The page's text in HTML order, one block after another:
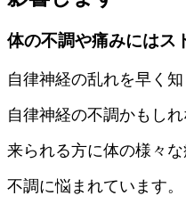
体の不調や痛みにはス
自律神経の乱れを早く
自律神経の不調かもしれ
来られる方に体の様々
不調に悩まれています。